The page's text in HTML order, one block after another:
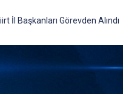
İl Başkanları Görevden Alındı